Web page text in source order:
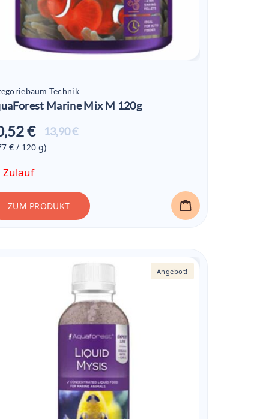
Technik
Marine Mix M 120g
13,90 €
€
Aktueller
€ / 120 g)
Zulauf
ZUM PRODUKT
Angebot!